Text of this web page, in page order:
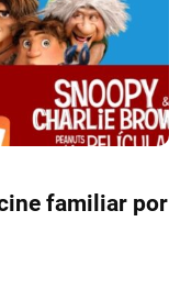
familiar por